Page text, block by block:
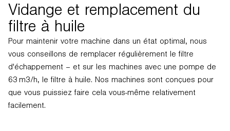
Vidange et remplacement du
filtre à huile
Pour maintenir votre machine dans un état optimal, nous
vous conseillons de remplacer régulièrement le filtre
d'échappement – et sur les machines avec une pompe de
63 m3/h, le filtre à huile. Nos machines sont conçues pour
que vous puissiez faire cela vous-même relativement
facilement.